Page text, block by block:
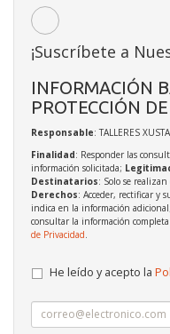
¡Suscríbete a
INFORMACIÓN
PROTECCIÓN
Responsable: TALLERES
Finalidad: Responder las
información solicitada;
Destinatarios: Solo se
Derechos: Acceder, rectificar y
indica en la información adicional;
consultar la información
de Privacidad
He leído y acepto la